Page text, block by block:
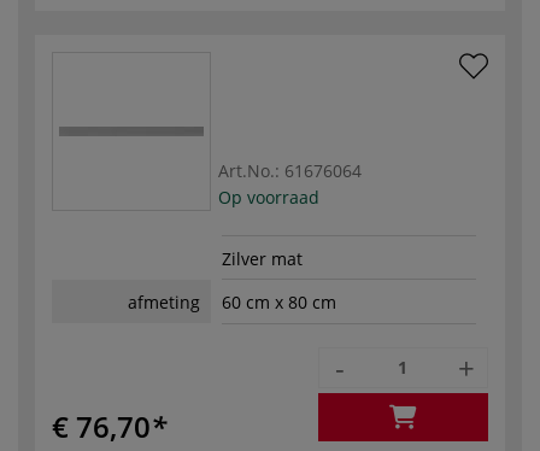
Art.No.: 61676064
Op voorraad
Zilver mat
afmeting
60 cm x 80 cm
€ 76,70
- +